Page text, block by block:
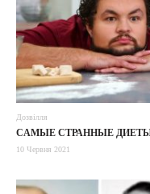
Дозвілля
CАМЫЕ СТРАННЫЕ
10 Червня 2021